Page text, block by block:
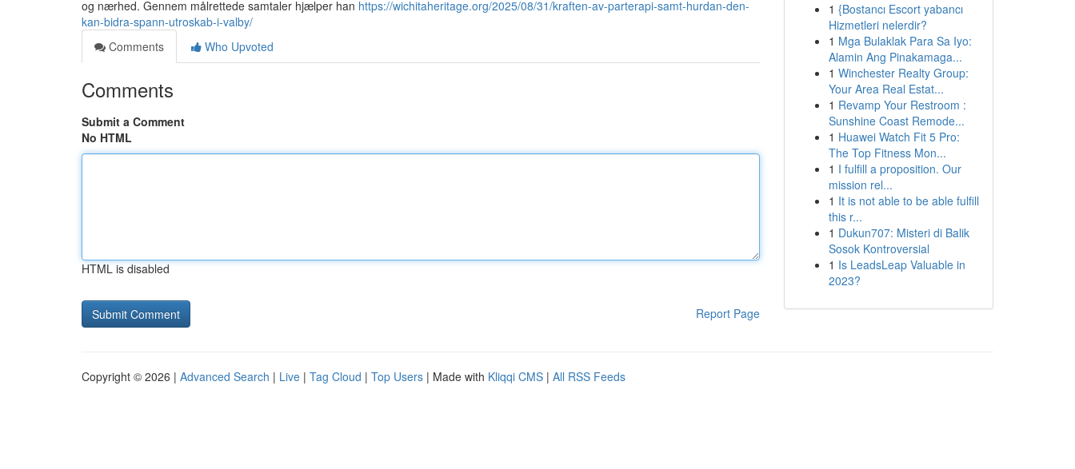
og nærhed. Gennem målrettede samtaler hjælper han https://wichitaheritage.org/2025/08/31/kraften-av-parterapi-samt-hurdan-den-
kan-bidra-spann-utroskab-i-valby/
Comments
Who Upvoted
Comments
Submit a Comment
No HTML
HTML is disabled
Report Page
1 {Bostancı Escort yabancı
Hizmetleri nelerdir?
1 Mga Bulaklak Para Sa Iyo:
Alamin Ang Pinakamaga...
1 Winchester Realty Group:
Your Area Real Estat...
1 Revamp Your Restroom :
Sunshine Coast Remode...
1 Huawei Watch Fit 5 Pro:
The Top Fitness Mon...
1 I fulfill a proposition. Our
mission rel...
1 It is not able to be able fulfill
this r...
1 Dukun707: Misteri di Balik
Sosok Kontroversial
1 Is LeadsLeap Valuable in
2023?
Copyright © 2026 | Advanced Search | Live | Tag Cloud | Top Users | Made with Kliqqi CMS | All RSS Feeds